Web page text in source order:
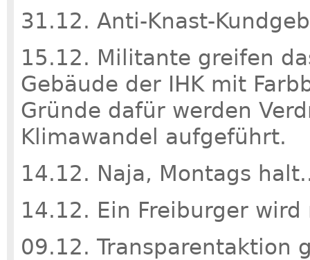
31.12. Anti-Knast-
15.12. Militante greifen
Gebäude der IHK mit
Gründe dafür werden
Klimawandel aufgeführt.
14.12. Naja, Montags
14.12. Ein Freiburger
09.12. Transparentaktion